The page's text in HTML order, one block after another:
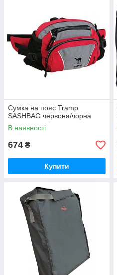
Сумка на пояс Tramp
SASHBAG червона/чорна
В наявності
674 ₴
Купити